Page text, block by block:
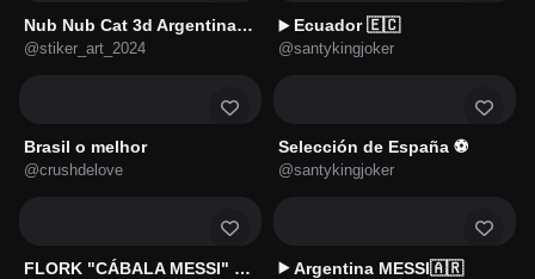
Nub Nub Cat 3d Argentina 🇦🇷🐾✨
@stiker_art_2024
▶️ Ecuador 🇪🇨
@santykingjoker
Brasil o melhor
@crushdelove
Selección de España ⚽️
@santykingjoker
FLORK "CÁBALA MESSI" 🇦🇷🐐🧉⚽🏆 ▶️ Argentina MESSI🇦🇷